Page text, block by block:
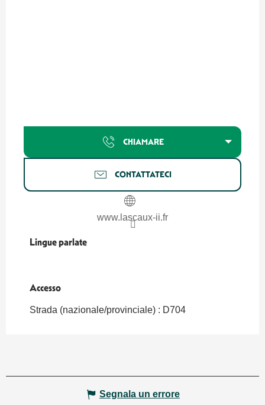
CHIAMARE
CONTATTATECI
www.lascaux-ii.fr
Lingue parlate
Lingue parlate
Accesso
Accesso
Strada (nazionale/provinciale) : D704
Segnala un errore